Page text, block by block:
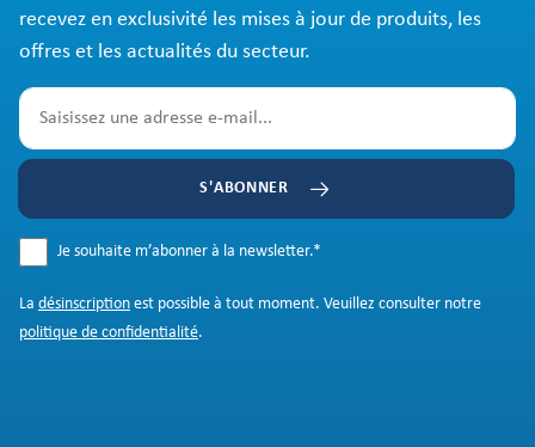
recevez en exclusivité les mises à jour de produits, les
offres et les actualités du secteur.
S'ABONNER
Je souhaite m’abonner à la newsletter.*
La désinscription est possible à tout moment. Veuillez consulter notre
politique de confidentialité.